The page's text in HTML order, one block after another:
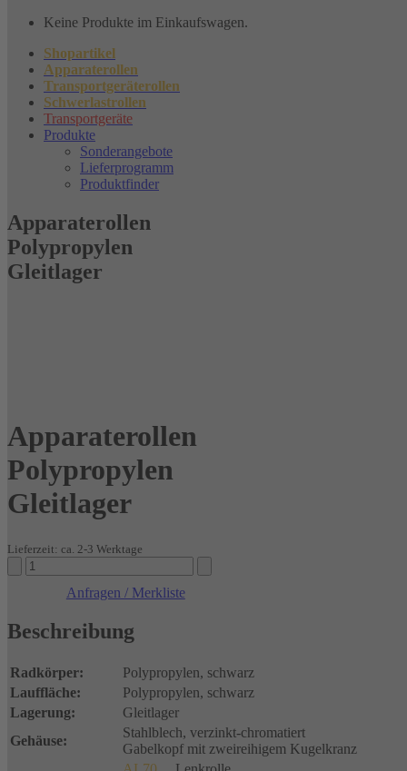
Keine Produkte im Einkaufswagen.
Shopartikel
Apparaterollen
Transportgeräterollen
Schwerlastrollen
Transportgeräte
Produkte
Sonderangebote
Lieferprogramm
Produktfinder
Apparaterollen
Polypropylen
Gleitlager
Apparaterollen
Polypropylen
Gleitlager
Lieferzeit: ca. 2-3 Werktage
Apparaterollen
Polypropylen
Anfragen / Merkliste
Beschreibung
Radkörper:
Polypropylen, schwarz
Lauffläche:
Polypropylen, schwarz
Lagerung:
Gleitlager
Gehäuse:
Stahlblech, verzinkt-chromatiert
Gabelkopf mit zweireihigem Kugelkranz